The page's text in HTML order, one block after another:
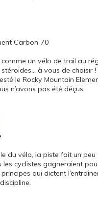
Carbon 70
un vélo de trail au
à vous de choisir !
le Rocky Mountain
n’avons pas été déçus.
du vélo, la piste fait un peu
les cyclistes gagneraient
qui dictent